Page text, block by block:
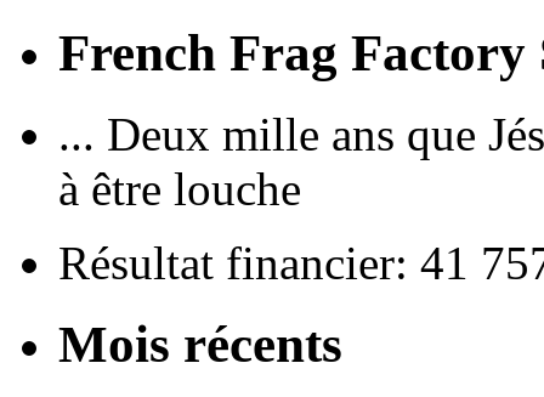
French Frag Factory
... Deux mille ans que
à être louche
Résultat financier: 41
Mois récents